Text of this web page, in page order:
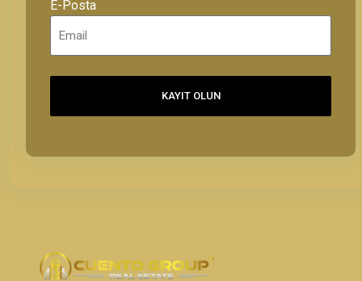
E-Posta
KAYIT OLUN